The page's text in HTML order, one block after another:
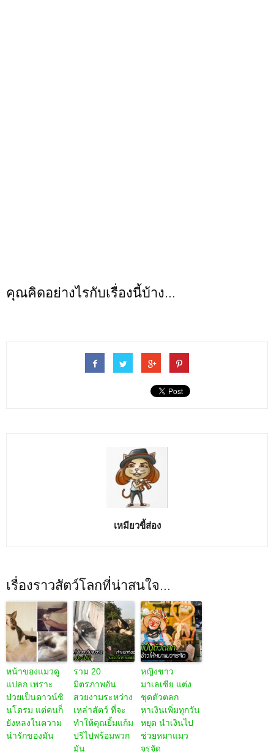
คุณคิดอย่างไรกับเรื่องนี้บ้าง...
เหมียวขี้ส่อง
เรื่องราวสัตว์โลกที่น่าสนใจ...
หน้าของแมวดู
แปลก เพราะ
ป่วยเป็นดาวน์ซิ
นโดรม แต่คนก็
ยังหลงในความ
น่ารักของมัน
รวม 20
มิตรภาพอัน
สวยงามระหว่าง
เหล่าสัตว์ ที่จะ
ทำให้คุณยิ้มแก้ม
ปริไปพร้อมพวก
มัน
หญิงชาว
มาเลเซีย แต่ง
ชุดตัวตลก
หาเงินเพิ่มทุกวัน
หยุด นำเงินไป
ช่วยหมาแมว
จรจัด